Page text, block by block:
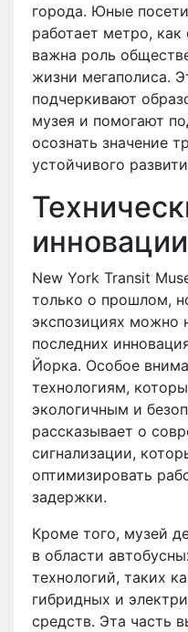
города. Юные
работает метро, как
важна роль
жизни мегаполиса.
подчеркивают
музея и помогают
осознать значение
устойчивого
инновации
New York Transit
только о прошлом,
экспозициях можно
последних
Йорка. Особое
технологиям,
экологичным и
рассказывает о
сигнализации,
оптимизировать
задержки.
Кроме того, музей
в области
технологий, таких
гибридных и
средств. Эта часть